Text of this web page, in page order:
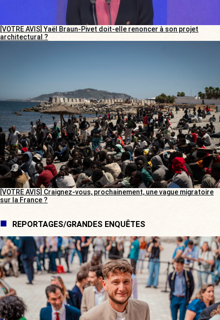
[VOTRE AVIS] Yaël Braun-Pivet doit-elle renoncer à son projet
architectural ?
[VOTRE AVIS] Craignez-vous, prochainement, une vague migratoire
sur la France ?
REPORTAGES/GRANDES ENQUÊTES